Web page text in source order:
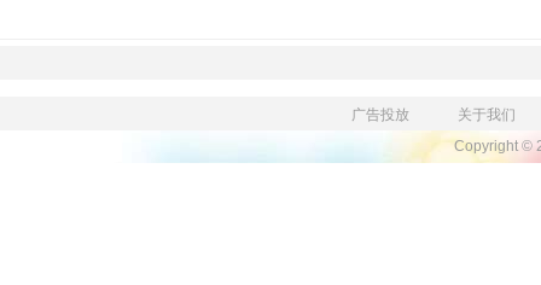
广告投放
关于我们
Copyright ©